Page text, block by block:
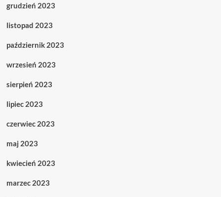
grudzień 2023
listopad 2023
październik 2023
wrzesień 2023
sierpień 2023
lipiec 2023
czerwiec 2023
maj 2023
kwiecień 2023
marzec 2023